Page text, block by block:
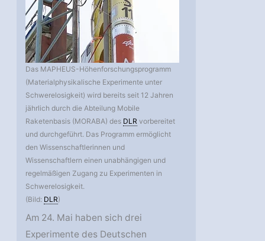
Das MAPHEUS-Höhenforschungsprogramm
(Materialphysikalische Experimente unter
Schwerelosigkeit) wird bereits seit 12 Jahren
jährlich durch die Abteilung Mobile
Raketenbasis (MORABA) des DLR vorbereitet
und durchgeführt. Das Programm ermöglicht
den Wissenschaftlerinnen und
Wissenschaftlern einen unabhängigen und
regelmäßigen Zugang zu Experimenten in
Schwerelosigkeit.
(Bild: DLR)
Am 24. Mai haben sich drei
Experimente des Deutschen